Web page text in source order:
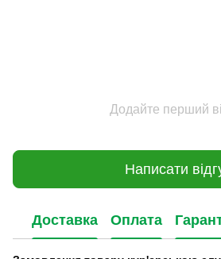
Додайте перший
Написати
Доставка Оплата